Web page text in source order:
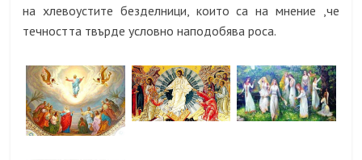
на хлевоустите безделници, които са на мнение ,че
течността твърде условно наподобява роса.